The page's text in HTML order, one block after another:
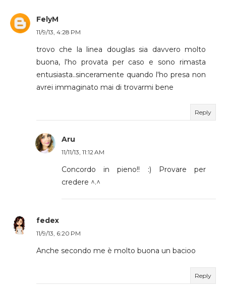
FelyM
11/9/13, 4:28 PM
trovo che la linea douglas sia davvero molto
buona, l'ho provata per caso e sono rimasta
entusiasta..sinceramente quando l'ho presa non
avrei immaginato mai di trovarmi bene
Reply
Aru
11/11/13, 11:12 AM
Concordo in pieno!! :) Provare per
credere ^.^
fedex
11/9/13, 6:20 PM
Anche secondo me è molto buona un bacioo
Reply